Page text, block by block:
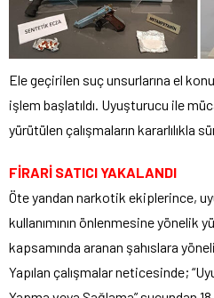
Ele geçirilen suç unsurlarına el
işlem başlatıldı. Uyuşturucu ile
yürütülen çalışmaların kararlılıkla
FİRARİ SATICI YAKALANDI
Öte yandan narkotik ekiplerince,
kullanımının önlenmesine yönelik
kapsamında aranan şahıslara
Yapılan çalışmalar neticesinde;